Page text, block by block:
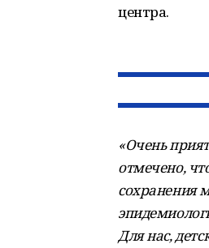
центра.
«Очень
отмечено,
сохранения
Для нас,